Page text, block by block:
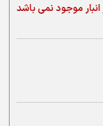
انبار موجود نمی باشد